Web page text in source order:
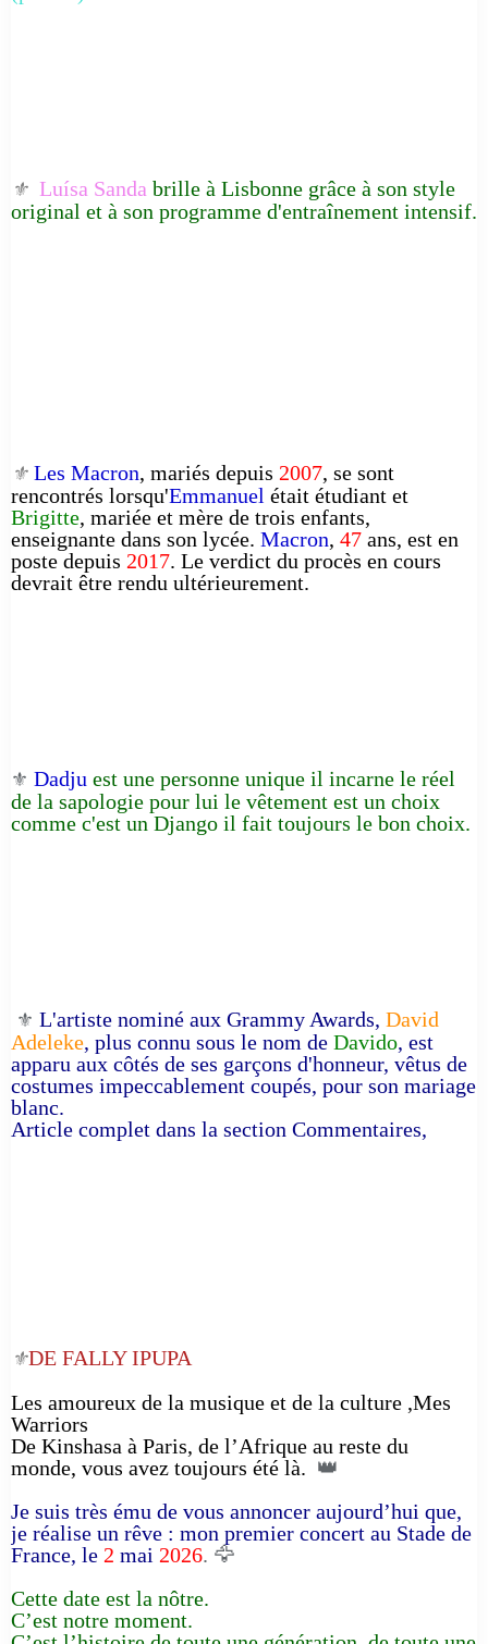
⚜️ Luísa Sanda brille à Lisbonne grâce à son style
original et à son programme d'entraînement intensif.
⚜️ Les Macron, mariés depuis 2007, se sont
rencontrés lorsqu'Emmanuel était étudiant et
Brigitte, mariée et mère de trois enfants,
enseignante dans son lycée. Macron, 47 ans, est en
poste depuis 2017. Le verdict du procès en cours
devrait être rendu ultérieurement.
⚜️ Dadju est une personne unique il incarne le réel
de la sapologie pour lui le vêtement est un choix
comme c'est un Django il fait toujours le bon choix.
⚜️ L'artiste nominé aux Grammy Awards, David
Adeleke, plus connu sous le nom de Davido, est
apparu aux côtés de ses garçons d'honneur, vêtus de
costumes impeccablement coupés, pour son mariage
blanc.
Article complet dans la section Commentaires,
⚜️DE FALLY IPUPA
Les amoureux de la musique et de la culture ,Mes
Warriors
De Kinshasa à Paris, de l’Afrique au reste du
monde, vous avez toujours été là. 👑
Je suis très ému de vous annoncer aujourd’hui que,
je réalise un rêve : mon premier concert au Stade de
France, le 2 mai 2026. 🦅
Cette date est la nôtre.
C’est notre moment.